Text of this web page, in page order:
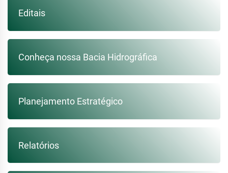
Editais
Conheça nossa Bacia Hidrográfica
Planejamento Estratégico
Relatórios